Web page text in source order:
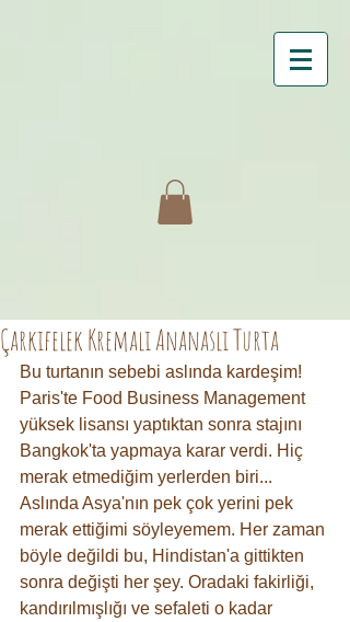
Çarkıfelek Kremalı Ananaslı Turta
Bu turtanın sebebi aslında kardeşim!
Paris'te Food Business Management
yüksek lisansı yaptıktan sonra stajını
Bangkok'ta yapmaya karar verdi. Hiç
merak etmediğim yerlerden biri...
Aslında Asya'nın pek çok yerini pek
merak ettiğimi söyleyemem. Her zaman
böyle değildi bu, Hindistan'a gittikten
sonra değişti her şey. Oradaki fakirliği,
kandırılmışlığı ve sefaleti o kadar